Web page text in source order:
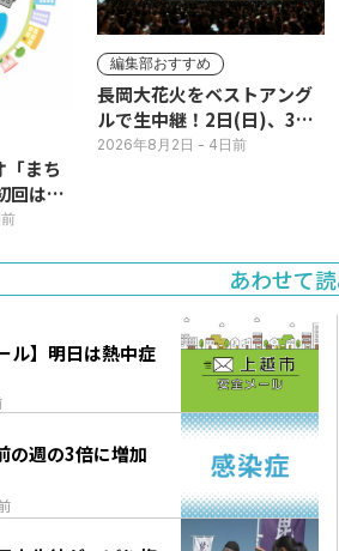
「まち
回は11
編集部おすすめ
長岡大花火をベストアング
ルで生中継！2日(日)、3日
(月)
2026年8月2日 - 4日前
あわせて
ル】明日は熱中症